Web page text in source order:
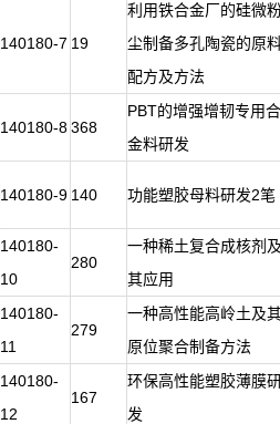
140180-7 19
利用铁合金厂的硅微
尘制备多孔陶瓷的原
配方及方法
140180-8368
PBT的增强增韧专用合
金料研发
140180-9 140 功能塑胶母料研发2笔
140180-
10
280
一种稀土复合成核剂及
其应用
140180-
11
279
一种高性能高岭土及
原位聚合制备方法
140180-
12
167
环保高性能塑胶薄膜
发